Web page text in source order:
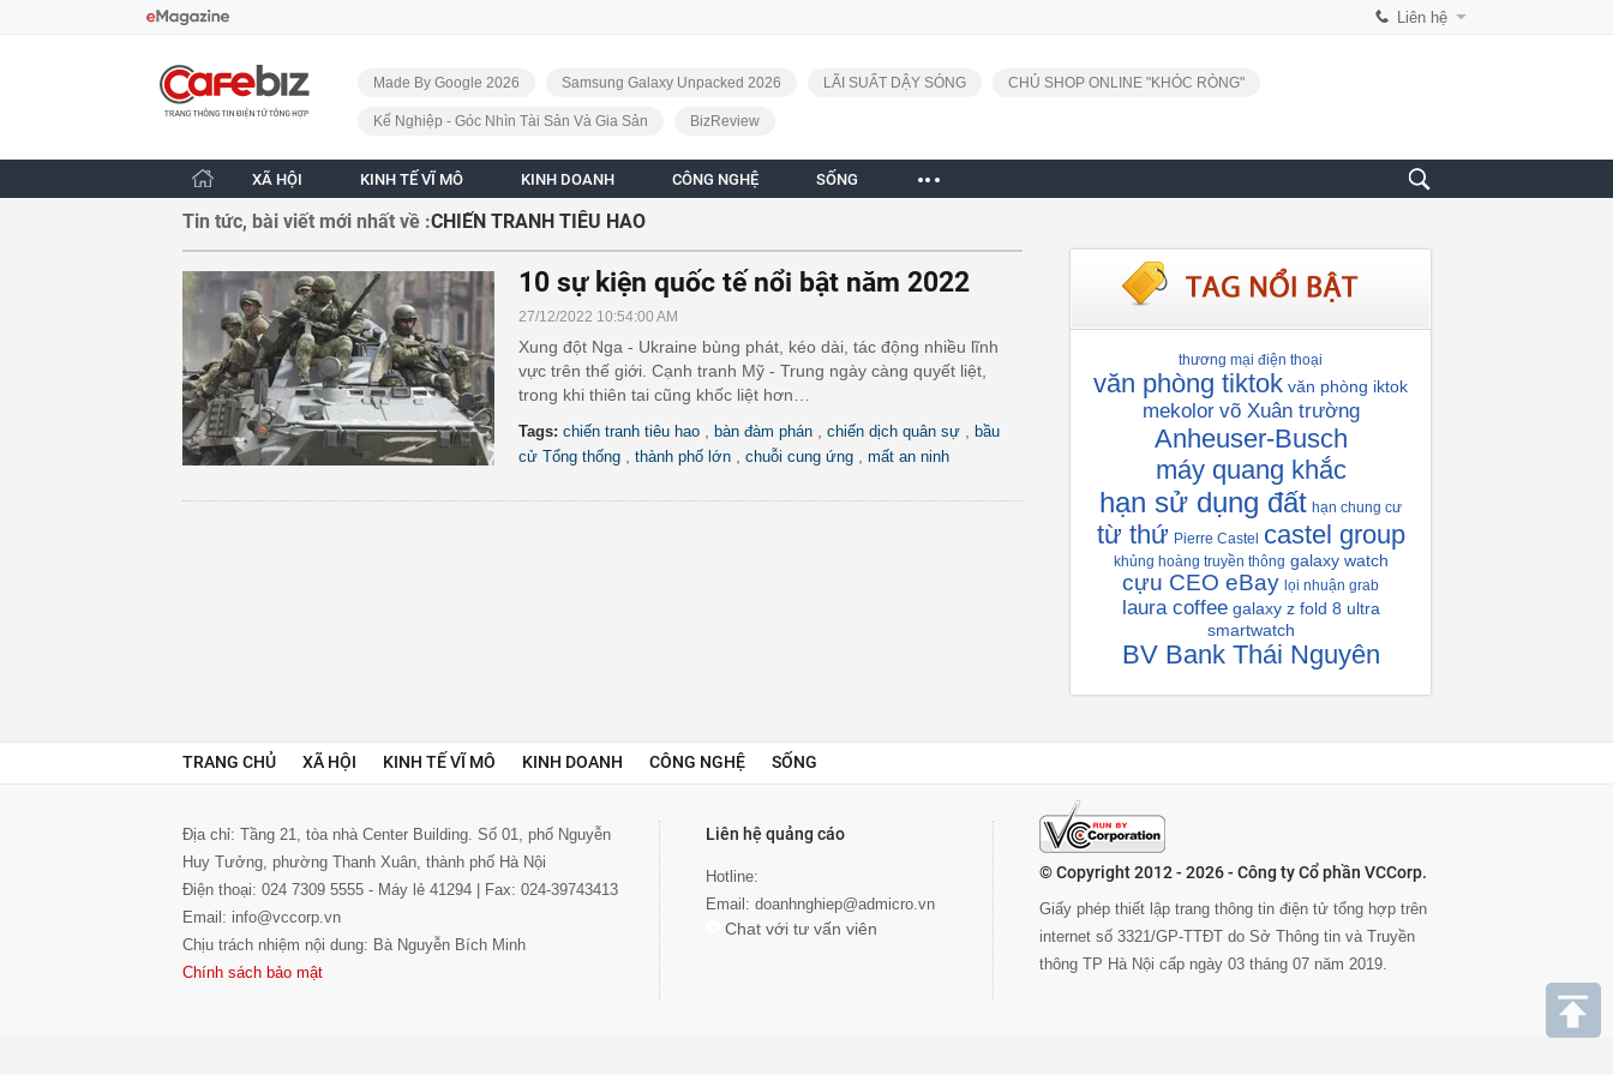
Liên hệ
CafeBiz - Trang chủ
Made By Google 2026
Samsung Galaxy Unpacked 2026 LÃI SUẤT DẬY SÓNG CHỦ SHOP ONLINE "KHÓC RÒNG"
Kế Nghiệp - Góc Nhìn Tài Sản Và Gia Sản BizReview
XÃ HỘI KINH TẾ VĨ MÔ KINH DOANH CÔNG NGHỆ SỐNG
Tin tức, bài viết mới nhất về :CHIẾN TRANH TIÊU HAO
10 sự kiện quốc tế nổi bật năm 2022
27/12/2022 10:54:00 AM
Xung đột Nga - Ukraine bùng phát, kéo dài, tác động nhiều lĩnh
vực trên thế giới. Cạnh tranh Mỹ - Trung ngày càng quyết liệt,
trong khi thiên tai cũng khốc liệt hơn…
Tags: chiến tranh tiêu hao bàn đàm phán chiến dịch quân sự
bầu
cử Tổng thống
thành phố lớn chuỗi cung ứng mất an ninh
thương mại điện thoại
văn phòng tiktok văn phòng iktok
mekolor võ Xuân trường
Anheuser-Busch
máy quang khắc
hạn sử dụng đất hạn chung cư
từ thứ Pierre Castel castel group
khủng hoàng truyền thông galaxy watch
cựu CEO eBay lọi nhuận grab
laura coffee galaxy z fold 8 ultra
smartwatch
BV Bank Thái Nguyên
TRANG CHỦ XÃ HỘI KINH TẾ VĨ MÔ KINH DOANH CÔNG NGHỆ SỐNG
Địa chỉ: Tầng 21, tòa nhà Center Building. Số 01, phố Nguyễn
Huy Tưởng, phường Thanh Xuân, thành phố Hà Nội
Điện thoại: 024 7309 5555 - Máy lẻ 41294 | Fax: 024-39743413
Email: info@vccorp.vn
Chịu trách nhiệm nội dung: Bà Nguyễn Bích Minh
Chính sách bảo mật
Liên hệ quảng cáo
Hotline:
Email: doanhnghiep@admicro.vn
Chat với tư vấn viên
© Copyright 2012 - 2026 - Công ty Cổ phần VCCorp.
Giấy phép thiết lập trang thông tin điện tử tổng hợp trên
internet số 3321/GP-TTĐT do Sở Thông tin và Truyền
thông TP Hà Nội cấp ngày 03 tháng 07 năm 2019.